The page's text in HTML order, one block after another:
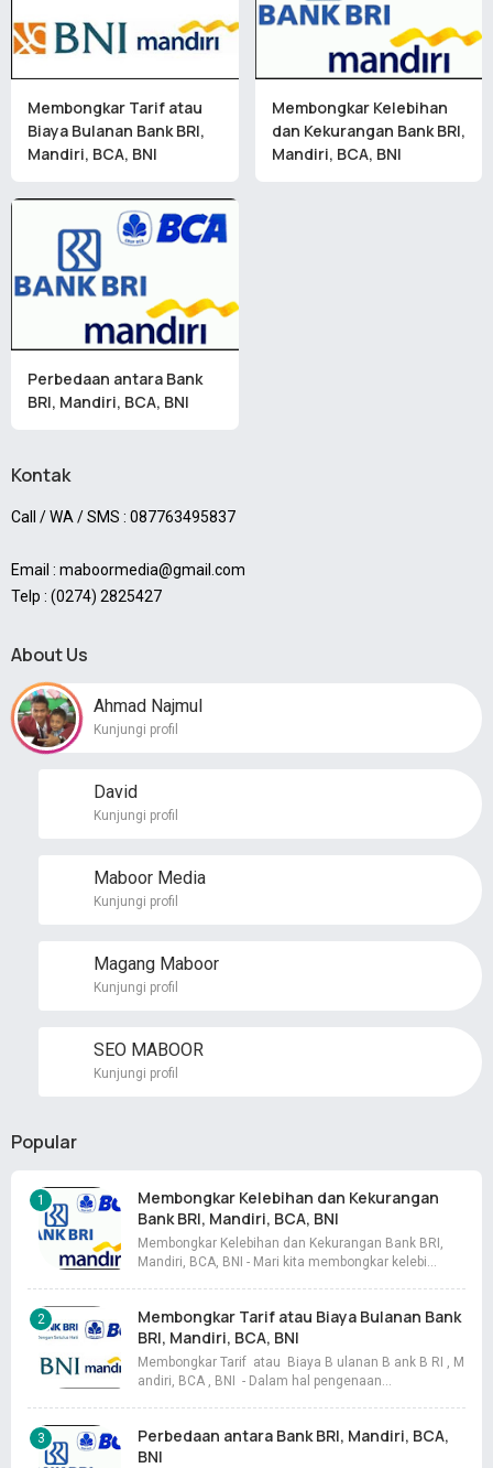
Membongkar Tarif atau
Biaya Bulanan Bank BRI,
Mandiri, BCA, BNI
Membongkar Kelebihan
dan Kekurangan Bank BRI,
Mandiri, BCA, BNI
Perbedaan antara Bank
BRI, Mandiri, BCA, BNI
Kontak
Call / WA / SMS : 087763495837
Email : maboormedia@gmail.com
Telp : (0274) 2825427
About Us
Ahmad Najmul
Kunjungi profil
David
Kunjungi profil
Maboor Media
Kunjungi profil
Magang Maboor
Kunjungi profil
SEO MABOOR
Kunjungi profil
Popular
Membongkar Kelebihan dan Kekurangan
Bank BRI, Mandiri, BCA, BNI
Membongkar Kelebihan dan Kekurangan Bank BRI,
Mandiri, BCA, BNI - Mari kita membongkar kelebi…
Membongkar Tarif atau Biaya Bulanan Bank
BRI, Mandiri, BCA, BNI
Membongkar Tarif atau Biaya B ulanan B ank B RI , M
andiri, BCA , BNI - Dalam hal pengenaan…
Perbedaan antara Bank BRI, Mandiri, BCA,
BNI